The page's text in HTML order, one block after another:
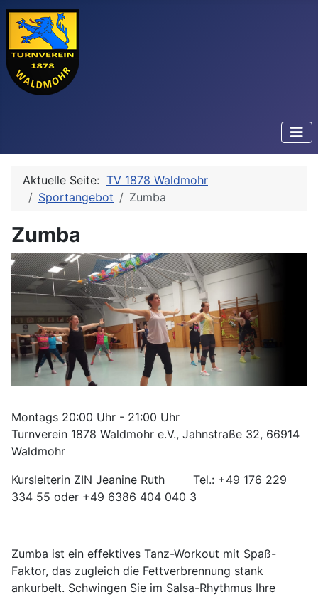
Aktuelle Seite: TV 1878 Waldmohr
Sportangebot
Zumba
Zumba
Montags 20:00 Uhr - 21:00 Uhr
Turnverein 1878 Waldmohr e.V., Jahnstraße 32, 66914
Waldmohr
Kursleiterin ZIN Jeanine Ruth Tel.: +49 176 229
334 55 oder +49 6386 404 040 3
Zumba ist ein effektives Tanz-Workout mit Spaß-
Faktor, das zugleich die Fettverbrennung stank
ankurbelt. Schwingen Sie im Salsa-Rhythmus Ihre